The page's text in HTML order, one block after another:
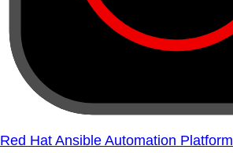
Red Hat Ansible Automation Platform